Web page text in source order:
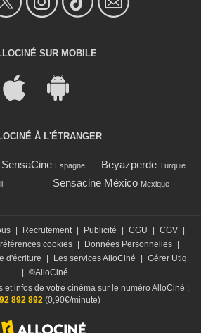
SUR MOBILE
À L'ÉTRANGER
SensaCine Espagne Beyazperde Turquie
Sensacine México Mexique
| Recrutement | Publicité | CGU | CGV |
cookies | Données Personnelles |
d'écriture | Les services AlloCiné | Gérer Utiq
| ©AlloCiné
et infos de votre cinéma sur le numéro AlloCiné :
892 892 (0,90€/minute)